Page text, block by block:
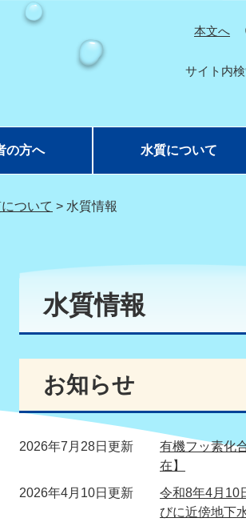
本文へ
サイト内
の方へ 水質について
ついて > 水質情報
水質情報
お知らせ
2026年7月28日更新
有機フッ素化
在】
2026年4月10日更新
令和8年4月10
びに近傍地下